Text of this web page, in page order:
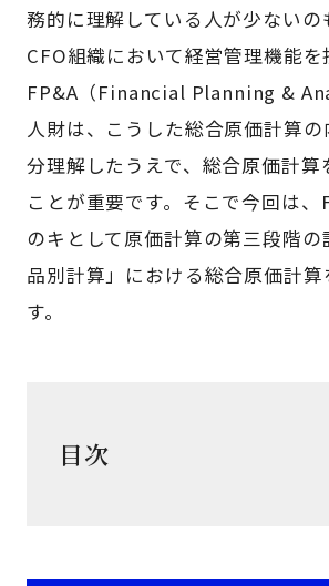
務的に理解している人が少ないの
CFO組織において経営管理機能を
FP&A（Financial Planning &
人財は、こうした総合原価計算
分理解したうえで、総合原価計算
ことが重要です。そこで今回は、
のキとして原価計算の第三段階
品別計算」における総合原価計算
す。
目次